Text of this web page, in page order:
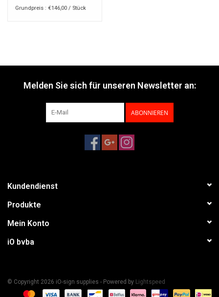
Grundpreis : €146,00 / Stück
Melden Sie sich für unseren Newsletter an:
ABONNIEREN
Kundendienst
Produkte
Mein Konto
iO bvba
© Copyright 2026 iO-sign supplies - Powered by Lightspeed